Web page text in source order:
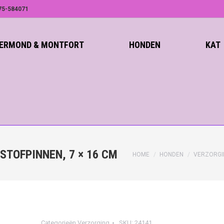
584071
& MONTFORT HONDEN KAT
7 × 16 CM HOME HONDEN